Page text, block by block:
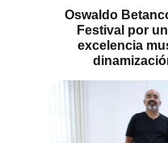
Oswaldo
Festival por
excelencia